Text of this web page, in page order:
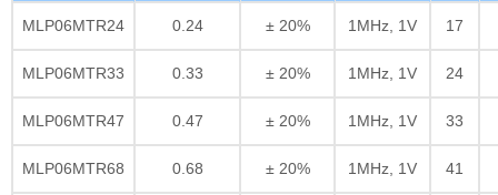
MLP06MTR24 0.24 ± 20% 1MHz, 1V 17
MLP06MTR33 0.33 ± 20% 1MHz, 1V 24
MLP06MTR47 0.47 ± 20% 1MHz, 1V 33
MLP06MTR68 0.68 ± 20% 1MHz, 1V 41